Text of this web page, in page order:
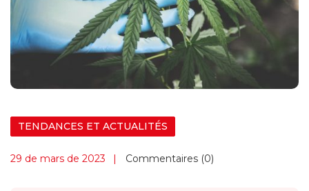
TENDANCES ET ACTUALITÉS
29 de mars de 2023 Commentaires (0)